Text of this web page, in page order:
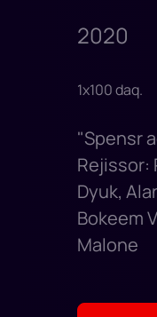
2020
1x100daq.
"Spensr
Rejissor:
Dyuk,
Bokeem
Malone